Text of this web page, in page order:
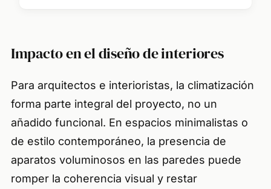
Impacto en el diseño de interiores
Para arquitectos e interioristas, la climatización
forma parte integral del proyecto, no un
añadido funcional. En espacios minimalistas o
de estilo contemporáneo, la presencia de
aparatos voluminosos en las paredes puede
romper la coherencia visual y restar